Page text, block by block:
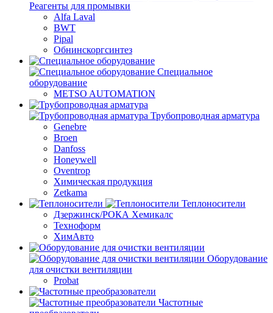
Реагенты для промывки
Alfa Laval
BWT
Pipal
Обнинскоргсинтез
Специальное
оборудование
METSO AUTOMATION
Трубопроводная арматура
Genebre
Broen
Danfoss
Honeywell
Oventrop
Химическая продукция
Zetkama
Теплоносители
Дзержинск/РОКА Хемикалс
Техноформ
ХимАвто
Оборудование
для очистки вентиляции
Probat
Частотные